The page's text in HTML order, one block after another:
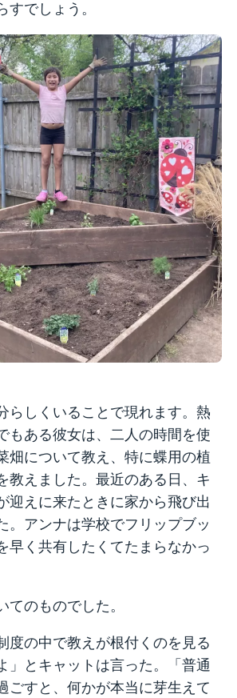
でしょう。
らしくいることで現れます。熱
もある彼女は、二人の時間を使
畑について教え、特に蝶用の植
教えました。最近のある日、キ
迎えに来たときに家から飛び出
。アンナは学校でフリップブッ
早く共有したくてたまらなかっ
のものでした。
度の中で教えが根付くのを見る
」とキャットは言った。「普通
ごすと、何かが本当に芽生えて